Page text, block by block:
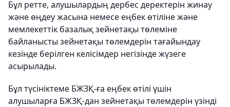
Бұл ретте, алушылардың дербес деректерін жинау
және өңдеу жасына немесе еңбек өтіліне және
мемлекеттік базалық зейнетақы төлеміне
байланысты зейнетақы төлемдерін тағайындау
кезінде берілген келісімдер негізінде жүзеге
асырылады.
Бұл түсініктеме БЖЗҚ-ға еңбек өтілі үшін
алушыларға БЖЗҚ-дан зейнетақы төлемдерін үзінді